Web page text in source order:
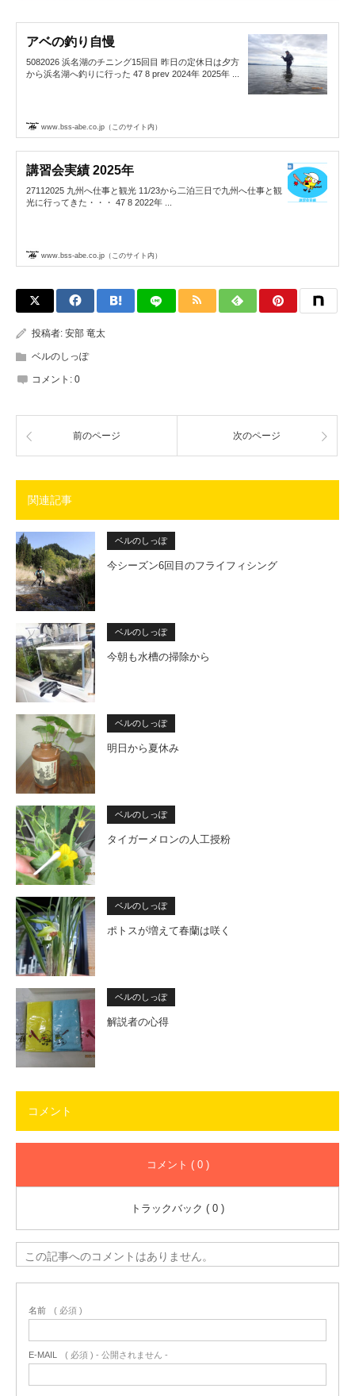
アベの釣り自慢
5082026 浜名湖のチニング15回目 昨日の定休日は夕方
から浜名湖へ釣りに行った 47 8 prev 2024年 2025年 ...
www.bss-abe.co.jp（このサイト内）
講習会実績 2025年
27112025 九州へ仕事と観光 11/23から二泊三日で九州へ仕事と観
光に行ってきた・・・ 47 8 2022年 ...
www.bss-abe.co.jp（このサイト内）
投稿者: 安部 竜太
ベルのしっぽ
コメント: 0
前のページ 次のページ
関連記事
ベルのしっぽ
今シーズン6回目のフライフィシング
ベルのしっぽ
今朝も水槽の掃除から
ベルのしっぽ
明日から夏休み
ベルのしっぽ
タイガーメロンの人工授粉
ベルのしっぽ
ポトスが増えて春蘭は咲く
ベルのしっぽ
解説者の心得
コメント
コメント ( 0 )
トラックバック ( 0 )
この記事へのコメントはありません。
名前 ( 必須 )
E-MAIL ( 必須 ) - 公開されません -